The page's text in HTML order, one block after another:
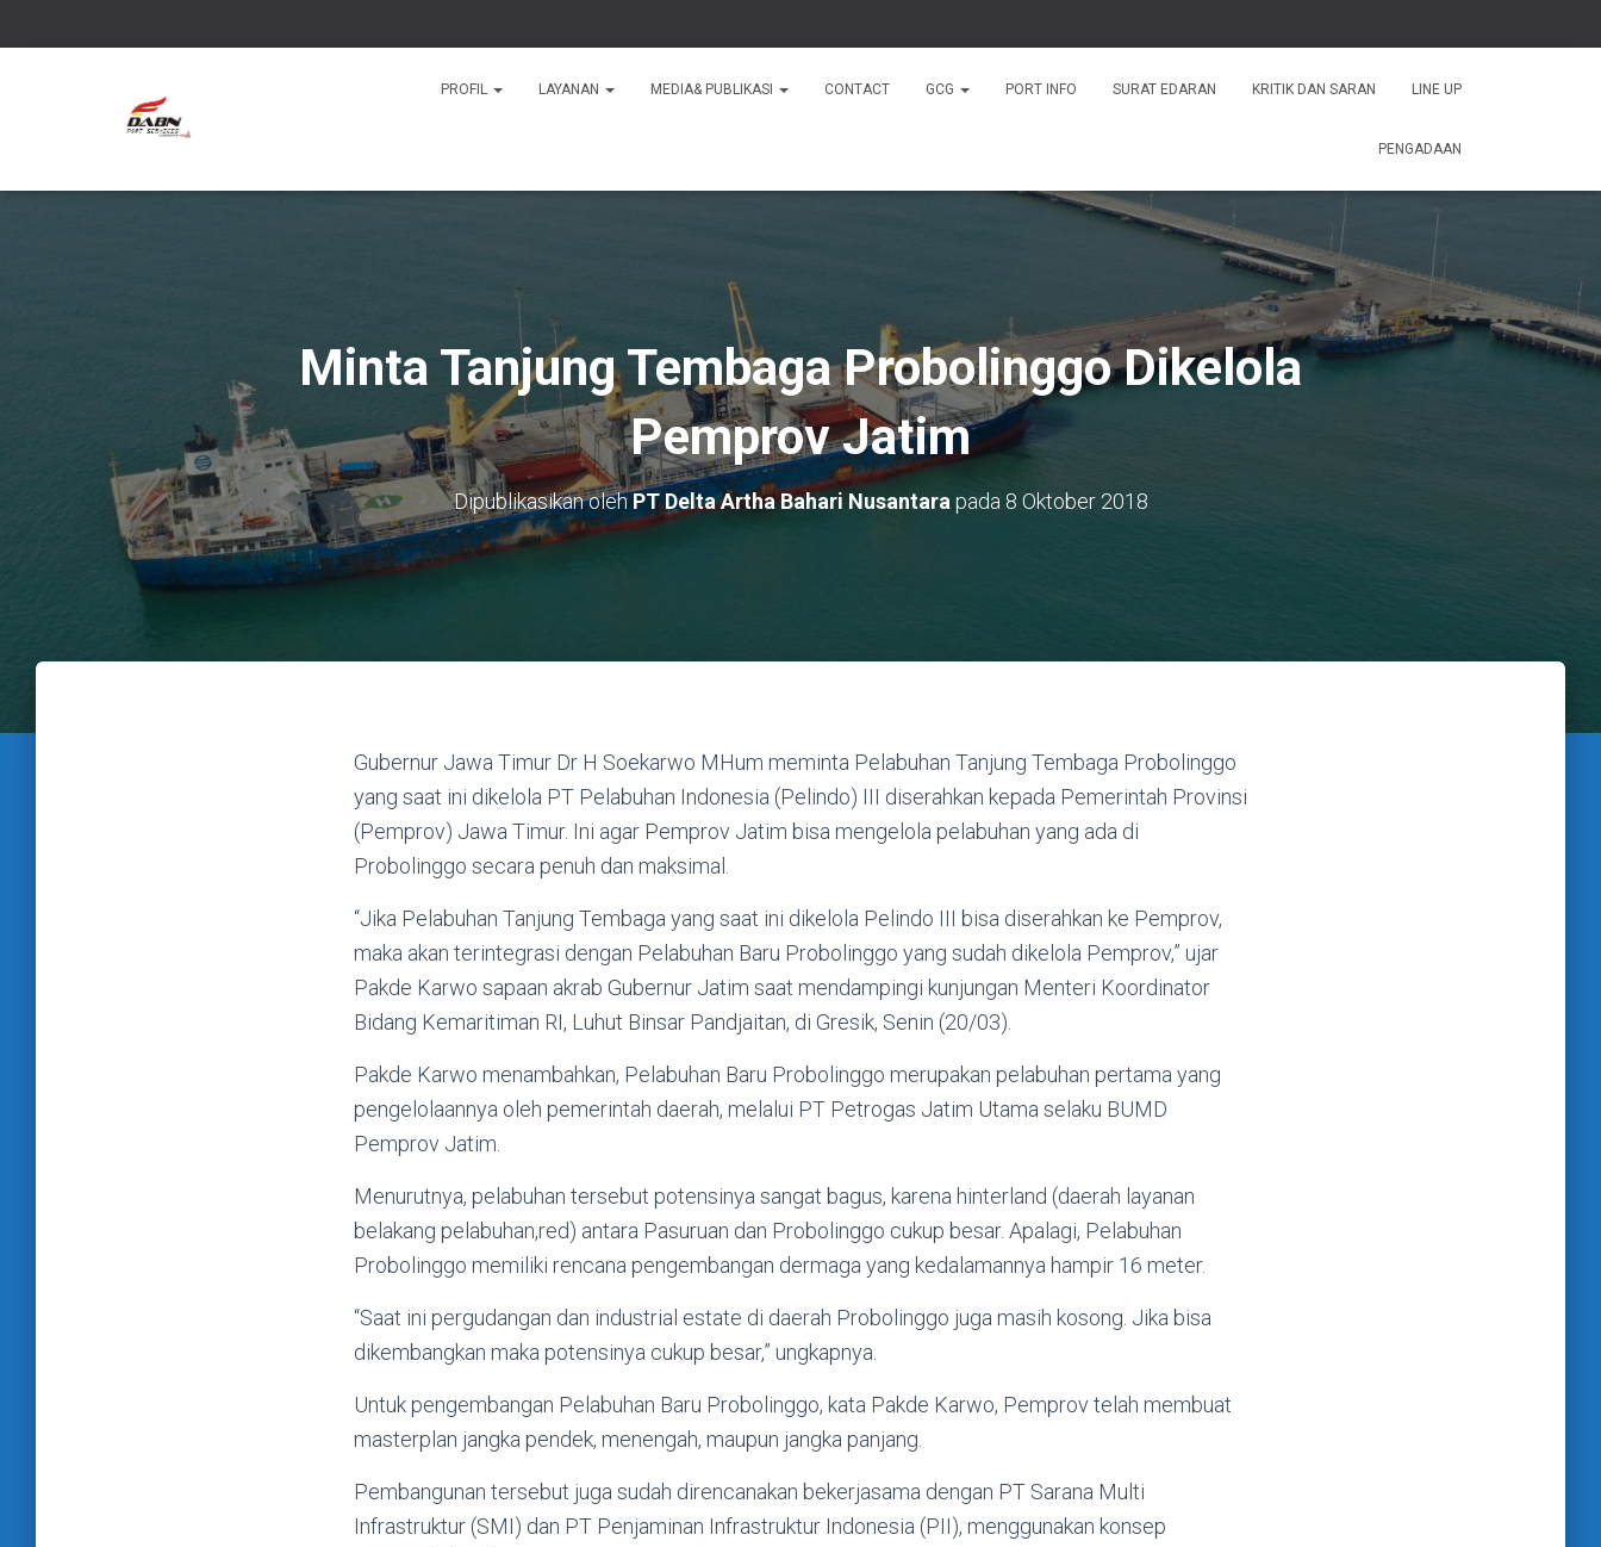
PROFIL LAYANAN MEDIA& PUBLIKASI CONTACT GCG PORT INFO SURAT EDARAN KRITIK DAN SARAN LINE UP
PENGADAAN
Minta Tanjung Tembaga Probolinggo Dikelola
Pemprov Jatim
Dipublikasikan olehPT Delta Artha Bahari Nusantara pada 8 Oktober 2018
Gubernur Jawa Timur Dr H Soekarwo MHum meminta Pelabuhan Tanjung Tembaga Probolinggo
yang saat ini dikelola PT Pelabuhan Indonesia (Pelindo) III diserahkan kepada Pemerintah Provinsi
(Pemprov) Jawa Timur. Ini agar Pemprov Jatim bisa mengelola pelabuhan yang ada di
Probolinggo secara penuh dan maksimal.
“Jika Pelabuhan Tanjung Tembaga yang saat ini dikelola Pelindo III bisa diserahkan ke Pemprov,
maka akan terintegrasi dengan Pelabuhan Baru Probolinggo yang sudah dikelola Pemprov,” ujar
Pakde Karwo sapaan akrab Gubernur Jatim saat mendampingi kunjungan Menteri Koordinator
Bidang Kemaritiman RI, Luhut Binsar Pandjaitan, di Gresik, Senin (20/03).
Pakde Karwo menambahkan, Pelabuhan Baru Probolinggo merupakan pelabuhan pertama yang
pengelolaannya oleh pemerintah daerah, melalui PT Petrogas Jatim Utama selaku BUMD
Pemprov Jatim.
Menurutnya, pelabuhan tersebut potensinya sangat bagus, karena hinterland (daerah layanan
belakang pelabuhan,red) antara Pasuruan dan Probolinggo cukup besar. Apalagi, Pelabuhan
Probolinggo memiliki rencana pengembangan dermaga yang kedalamannya hampir 16 meter.
“Saat ini pergudangan dan industrial estate di daerah Probolinggo juga masih kosong. Jika bisa
dikembangkan maka potensinya cukup besar,” ungkapnya.
Untuk pengembangan Pelabuhan Baru Probolinggo, kata Pakde Karwo, Pemprov telah membuat
masterplan jangka pendek, menengah, maupun jangka panjang.
Pembangunan tersebut juga sudah direncanakan bekerjasama dengan PT Sarana Multi
Infrastruktur (SMI) dan PT Penjaminan Infrastruktur Indonesia (PII), menggunakan konsep